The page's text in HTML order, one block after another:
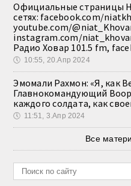
Официальные страницы
сетях: facebook.com/
youtube.com/
instagram.com/
Радио Ховар 101.5 fm,
🕔 10:55, 20.Апр 2024
Эмомали Рахмон: «Я, как
Главнокомандующий
каждого солдата, как
🕔 11:51, 3.Апр 2024
Все